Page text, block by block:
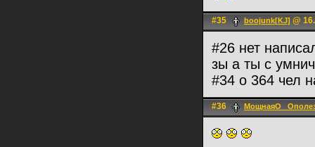
#35 boojunk[KJ] @
#26 нет
зы а ты с
#34 о 364 чел
#36 МощнаяО_